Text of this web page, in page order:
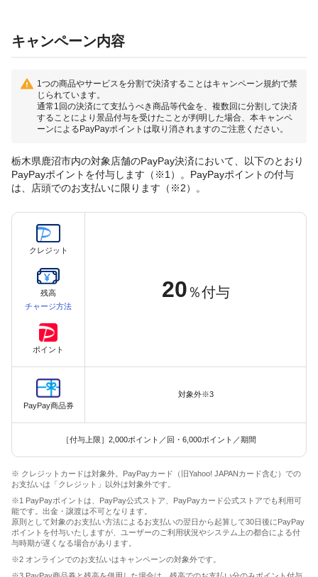
キャンペーン内容
1つの商品やサービスを分割で決済することはキャンペーン規約で禁
じられています。
通常1回の決済にて支払うべき商品等代金を、複数回に分割して決済
することにより景品付与を受けたことが判明した場合、本キャンペ
ーンによるPayPayポイントは取り消されますのご注意ください。
栃木県鹿沼市内の対象店舗のPayPay決済において、以下のとおり
PayPayポイントを付与します（※1）。PayPayポイントの付与
は、店頭でのお支払いに限ります（※2）。
クレジット
残高
チャージ方法
ポイント
20 ％付与
PayPay商品券
対象外※3
［付与上限］2,000ポイント／回・6,000ポイント／期間
※ クレジットカードは対象外。PayPayカード（旧Yahoo! JAPANカード含む）での
お支払いは「クレジット」以外は対象外です。
※1 PayPayポイントは、PayPay公式ストア、PayPayカード公式ストアでも利用可
能です。出金・譲渡は不可となります。
原則として対象のお支払い方法によるお支払いの翌日から起算して30日後にPayPay
ポイントを付与いたしますが、ユーザーのご利用状況やシステム上の都合による付
与時期が遅くなる場合があります。
※2 オンラインでのお支払いはキャンペーンの対象外です。